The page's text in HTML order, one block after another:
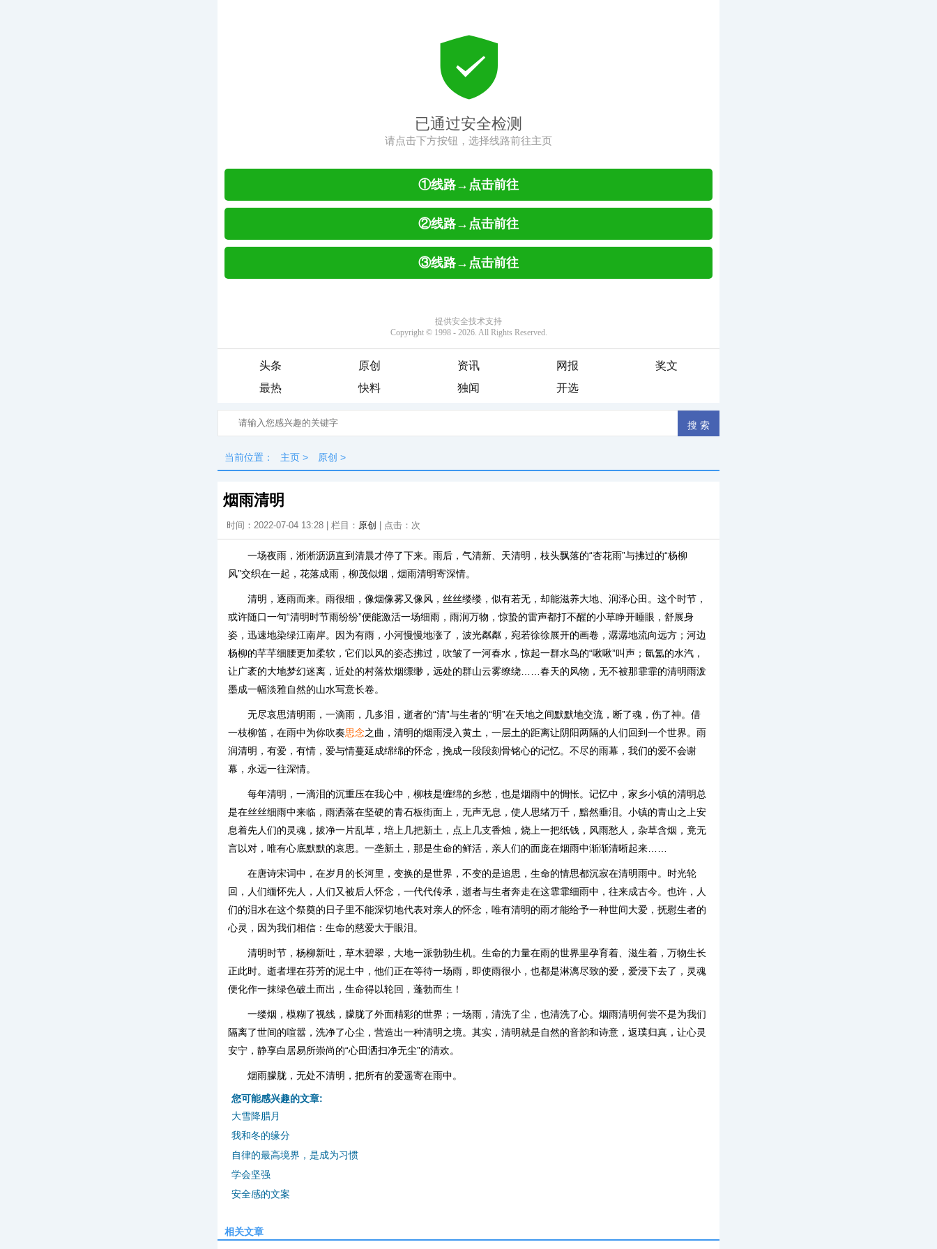
头条 原创 资讯 网报
奖文
最热
快料 独闻 开选
当前位置： 主页 > 原创 >
烟雨清明
时间：2022-07-04 13:28 | 栏目： 原创 | 点击： 次
一场夜雨，淅淅沥沥直到清晨才停了下来。雨后，气清新、天清明，枝头飘落的“杏花雨”与拂过的“杨柳
风”交织在一起，花落成雨，柳茂似烟，烟雨清明寄深情。
清明，逐雨而来。雨很细，像烟像雾又像风，丝丝缕缕，似有若无，却能滋养大地、润泽心田。这个时节，
或许随口一句“清明时节雨纷纷”便能激活一场细雨，雨润万物，惊蛰的雷声都打不醒的小草睁开睡眼，舒展身
姿，迅速地染绿江南岸。因为有雨，小河慢慢地涨了，波光粼粼，宛若徐徐展开的画卷，潺潺地流向远方；河边
杨柳的芊芊细腰更加柔软，它们以风的姿态拂过，吹皱了一河春水，惊起一群水鸟的“啾啾”叫声；氤氲的水汽，
让广袤的大地梦幻迷离，近处的村落炊烟缥缈，远处的群山云雾缭绕……春天的风物，无不被那霏霏的清明雨泼
墨成一幅淡雅自然的山水写意长卷。
无尽哀思清明雨，一滴雨，几多泪，逝者的“清”与生者的“明”在天地之间默默地交流，断了魂，伤了神。借
一枝柳笛，在雨中为你吹奏思念之曲，清明的烟雨浸入黄土，一层土的距离让阴阳两隔的人们回到一个世界。雨
润清明，有爱，有情，爱与情蔓延成绵绵的怀念，挽成一段段刻骨铭心的记忆。不尽的雨幕，我们的爱不会谢
幕，永远一往深情。
每年清明，一滴泪的沉重压在我心中，柳枝是缠绵的乡愁，也是烟雨中的惆怅。记忆中，家乡小镇的清明总
是在丝丝细雨中来临，雨洒落在坚硬的青石板街面上，无声无息，使人思绪万千，黯然垂泪。小镇的青山之上安
息着先人们的灵魂，拔净一片乱草，培上几把新土，点上几支香烛，烧上一把纸钱，风雨愁人，杂草含烟，竟无
言以对，唯有心底默默的哀思。一垄新土，那是生命的鲜活，亲人们的面庞在烟雨中渐渐清晰起来……
在唐诗宋词中，在岁月的长河里，变换的是世界，不变的是追思，生命的情思都沉寂在清明雨中。时光轮
回，人们缅怀先人，人们又被后人怀念，一代代传承，逝者与生者奔走在这霏霏细雨中，往来成古今。也许，人
们的泪水在这个祭奠的日子里不能深切地代表对亲人的怀念，唯有清明的雨才能给予一种世间大爱，抚慰生者的
心灵，因为我们相信：生命的慈爱大于眼泪。
清明时节，杨柳新吐，草木碧翠，大地一派勃勃生机。生命的力量在雨的世界里孕育着、滋生着，万物生长
正此时。逝者埋在芬芳的泥土中，他们正在等待一场雨，即使雨很小，也都是淋漓尽致的爱，爱浸下去了，灵魂
便化作一抹绿色破土而出，生命得以轮回，蓬勃而生！
一缕烟，模糊了视线，朦胧了外面精彩的世界；一场雨，清洗了尘，也清洗了心。烟雨清明何尝不是为我们
隔离了世间的喧嚣，洗净了心尘，营造出一种清明之境。其实，清明就是自然的音韵和诗意，返璞归真，让心灵
安宁，静享白居易所崇尚的“心田洒扫净无尘”的清欢。
烟雨朦胧，无处不清明，把所有的爱遥寄在雨中。
您可能感兴趣的文章:
大雪降腊月
我和冬的缘分
自律的最高境界，是成为习惯
学会坚强
安全感的文案
相关文章